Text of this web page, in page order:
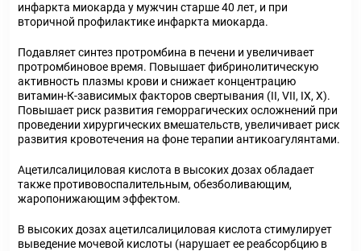
инфаркта миокарда у мужчин старше 40 лет, и при
вторичной профилактике инфаркта миокарда.
Подавляет синтез протромбина в печени и увеличивает
протромбиновое время. Повышает фибринолитическую
активность плазмы крови и снижает концентрацию
витамин-К-зависимых факторов свертывания (II, VII, IX, X).
Повышает риск развития геморрагических осложнений при
проведении хирургических вмешательств, увеличивает риск
развития кровотечения на фоне терапии антикоагулянтами.
Ацетилсалициловая кислота в высоких дозах обладает
также противовоспалительным, обезболивающим,
жаропонижающим эффектом.
В высоких дозах ацетилсалициловая кислота стимулирует
выведение мочевой кислоты (нарушает ее реабсорбцию в